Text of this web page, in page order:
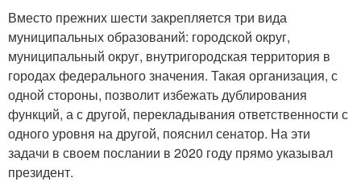
Вместо прежних шести закрепляется три вида
муниципальных образований: городской округ,
муниципальный округ, внутригородская территория в
городах федерального значения. Такая организация, с
одной стороны, позволит избежать дублирования
функций, а с другой, перекладывания ответственности с
одного уровня на другой, пояснил сенатор. На эти
задачи в своем послании в 2020 году прямо указывал
президент.